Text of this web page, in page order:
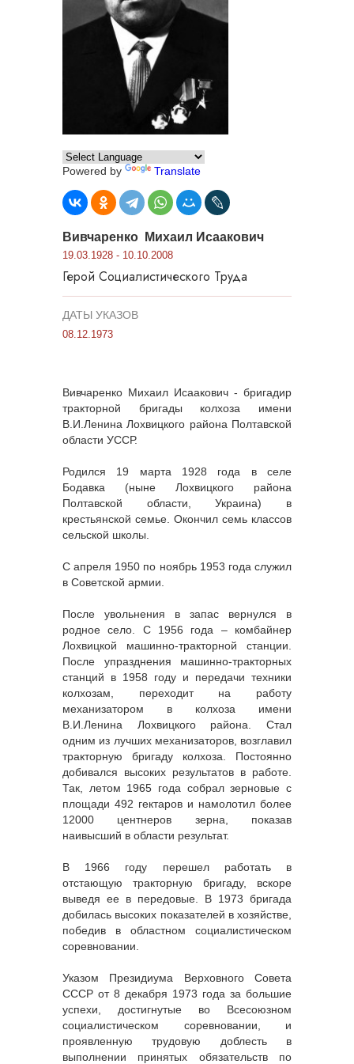
Powered by Translate
Вивчаренко Михаил Исаакович
19.03.1928 - 10.10.2008
Герой Социалистического Труда
ДАТЫ УКАЗОВ
08.12.1973
Вивчаренко Михаил Исаакович - бригадир
тракторной бригады колхоза имени
В.И.Ленина Лохвицкого района Полтавской
области УССР.
Родился 19 марта 1928 года в селе
Бодавка (ныне Лохвицкого района
Полтавской области, Украина) в
крестьянской семье. Окончил семь классов
сельской школы.
С апреля 1950 по ноябрь 1953 года служил
в Советской армии.
После увольнения в запас вернулся в
родное село. С 1956 года – комбайнер
Лохвицкой машинно-тракторной станции.
После упразднения машинно-тракторных
станций в 1958 году и передачи техники
колхозам, переходит на работу
механизатором в колхоза имени
В.И.Ленина Лохвицкого района. Стал
одним из лучших механизаторов, возглавил
тракторную бригаду колхоза. Постоянно
добивался высоких результатов в работе.
Так, летом 1965 года собрал зерновые с
площади 492 гектаров и намолотил более
12000 центнеров зерна, показав
наивысший в области результат.
В 1966 году перешел работать в
отстающую тракторную бригаду, вскоре
выведя ее в передовые. В 1973 бригада
добилась высоких показателей в хозяйстве,
победив в областном социалистическом
соревновании.
Указом Президиума Верховного Совета
СССР от 8 декабря 1973 года за большие
успехи, достигнутые во Всесоюзном
социалистическом соревновании, и
проявленную трудовую доблесть в
выполнении принятых обязательств по